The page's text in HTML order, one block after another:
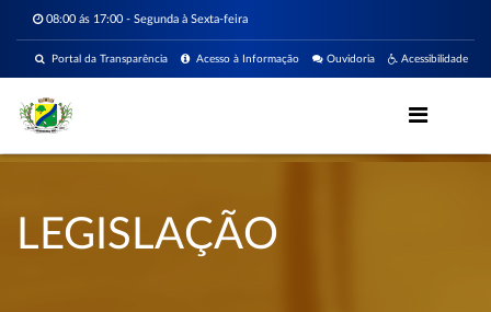
08:00 ás 17:00 - Segunda à Sexta-feira
Acessibilidade
Ouvidoria
Acesso à Informação
Portal da Transparência
LEGISLAÇÃO